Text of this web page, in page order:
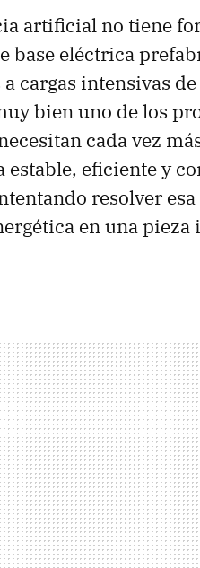
artificial no tiene
base eléctrica
cargas intensivas
bien uno de los
cada vez
eficiente y
resolver
en una